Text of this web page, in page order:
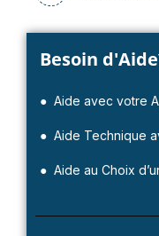
Besoin
● Aide avec votre
● Aide Technique
● Aide au Choix